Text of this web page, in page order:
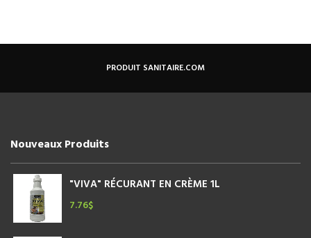
PRODUIT SANITAIRE.COM
Nouveaux Produits
"VIVA" RÉCURANT EN CRÈME 1L
7.76$